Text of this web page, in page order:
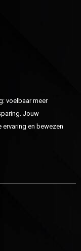
voelbaar meer
Jouw
ervaring en bewezen